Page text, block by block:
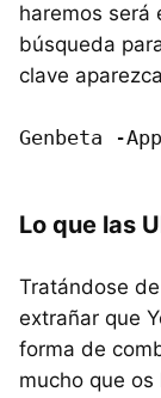
haremos será
búsqueda
clave
Genbeta -
Lo que las
Tratándose
extrañar que
forma de
mucho que